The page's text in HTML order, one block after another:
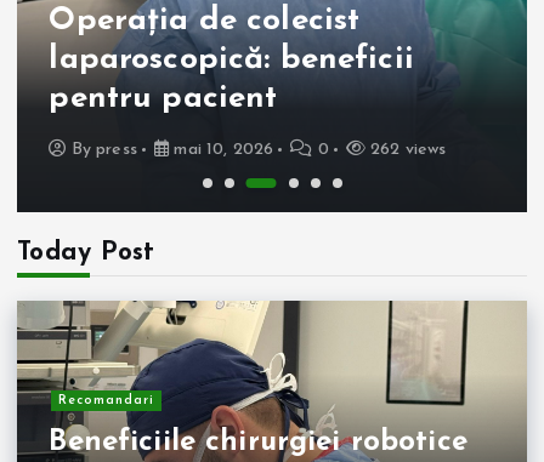
Operația de colecist
laparoscopică: beneficii
pentru pacient
Bypress mai 10, 2026 0 262 views
Today Post
Recomandari
Beneficiile chirurgiei robotice